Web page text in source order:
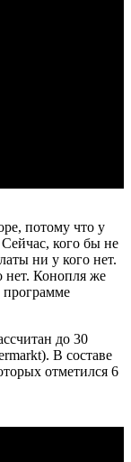
потому что у
кого бы не
ни у кого нет.
нет. Конопля же
программе
до 30
В составе
отметился 6